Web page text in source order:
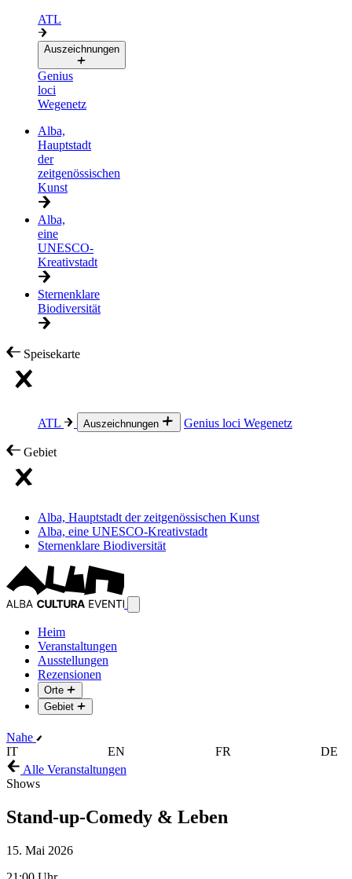
ATL
Auszeichnungen
Genius
loci
Wegenetz
Alba,
Hauptstadt
der
zeitgenössischen
Kunst
Alba,
eine
UNESCO-
Kreativstadt
Sternenklare
Biodiversität
Speisekarte
ATL Auszeichnungen Genius loci Wegenetz
Gebiet
Alba, Hauptstadt der zeitgenössischen Kunst
Alba, eine UNESCO-Kreativstadt
Sternenklare Biodiversität
Heim
Veranstaltungen
Ausstellungen
Rezensionen
Orte
Gebiet
Nahe
IT
EN FR
DE
Alle Veranstaltungen
Shows
Stand-up-Comedy & Leben
15. Mai 2026